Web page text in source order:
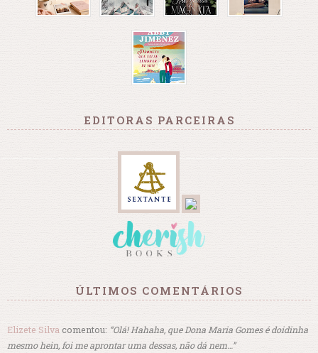
EDITORAS PARCEIRAS
ÚLTIMOS COMENTÁRIOS
Elizete Silva comentou: “Olá! Hahaha, que Dona Maria Gomes é doidinha
mesmo hein, foi me aprontar uma dessas, não dá nem…”